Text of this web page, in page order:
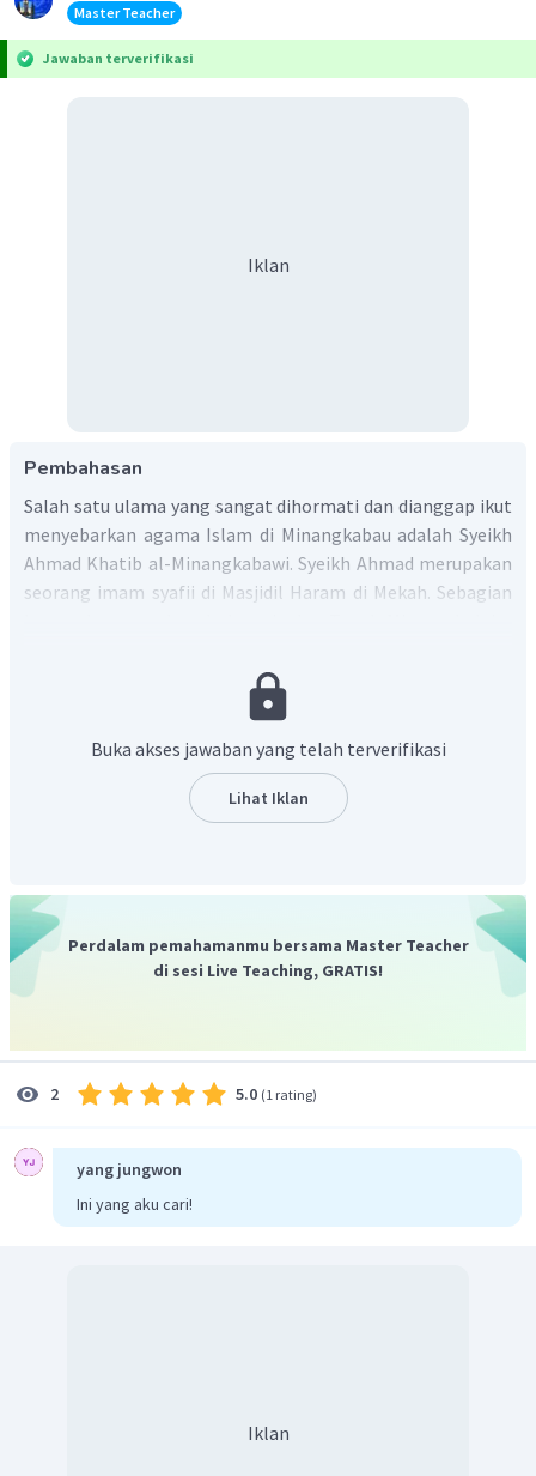
Master Teacher
Jawaban terverifikasi
Iklan
Pembahasan
Salah satu ulama yang sangat dihormati dan dianggap ikut
menyebarkan agama Islam di Minangkabau adalah Syeikh
Ahmad Khatib al-Minangkabawi. Syeikh Ahmad merupakan
seorang imam syafii di Masjidil Haram di Mekah. Sebagian
yang mendirikan Muhammadiyah dan Hasyim Asyari yang
penyebar agama Islam di Sumatera Barat adalah Syeikh
Ahmad Khatib al-Minangkabawi.
Buka akses jawaban yang telah terverifikasi
Lihat Iklan
Perdalam pemahamanmu bersama Master Teacher
di sesi Live Teaching, GRATIS!
2 5.0 (1 rating)
yang jungwon
Ini yang aku cari!
Iklan